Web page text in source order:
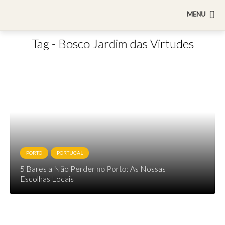
MENU
Tag - Bosco Jardim das Virtudes
PORTO PORTUGAL
5 Bares a Não Perder no Porto: As Nossas
Escolhas Locais